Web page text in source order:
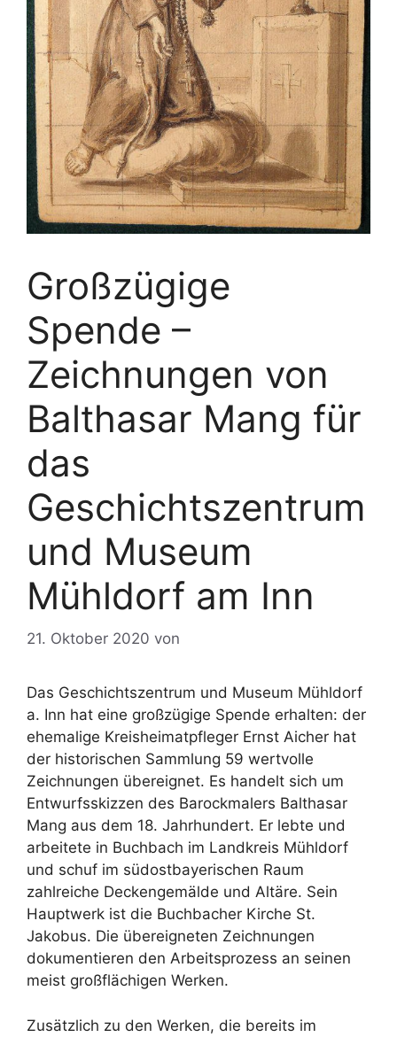
Großzügige
Spende –
Zeichnungen von
Balthasar Mang für
das
Geschichtszentrum
und Museum
Mühldorf am Inn
21. Oktober 2020 von
Das Geschichtszentrum und Museum Mühldorf
a. Inn hat eine großzügige Spende erhalten: der
ehemalige Kreisheimatpfleger Ernst Aicher hat
der historischen Sammlung 59 wertvolle
Zeichnungen übereignet. Es handelt sich um
Entwurfsskizzen des Barockmalers Balthasar
Mang aus dem 18. Jahrhundert. Er lebte und
arbeitete in Buchbach im Landkreis Mühldorf
und schuf im südostbayerischen Raum
zahlreiche Deckengemälde und Altäre. Sein
Hauptwerk ist die Buchbacher Kirche St.
Jakobus. Die übereigneten Zeichnungen
dokumentieren den Arbeitsprozess an seinen
meist großflächigen Werken.
Zusätzlich zu den Werken, die bereits im